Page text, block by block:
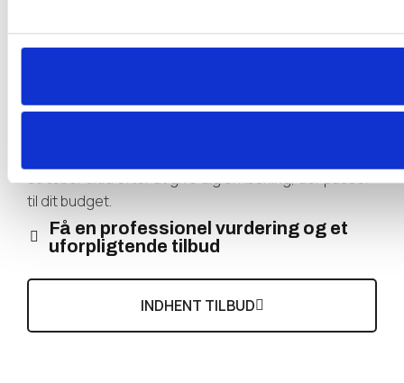
vide, hvad det vil koste? Hos os får du altid tag
renovering i Fredensborg af højeste kvalitet til
Vi forstår, at prisen på en tag renovering i
stræber altid efter at give dig en løsning, der passer
til dit budget.
Få en professionel vurdering og et
uforpligtende tilbud
INDHENT TILBUD